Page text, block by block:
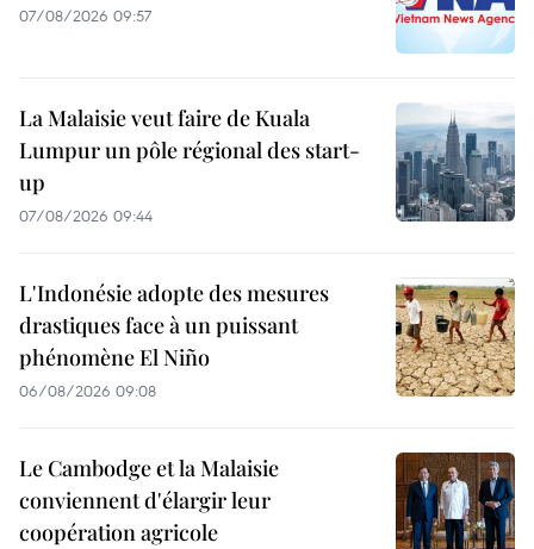
07/08/2026 09:57
La Malaisie veut faire de Kuala
Lumpur un pôle régional des start-
up
07/08/2026 09:44
L'Indonésie adopte des mesures
drastiques face à un puissant
phénomène El Niño
06/08/2026 09:08
Le Cambodge et la Malaisie
conviennent d'élargir leur
coopération agricole